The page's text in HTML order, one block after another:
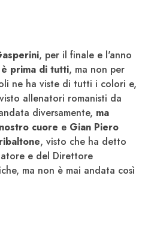
, per il finale e l'anno
prima di tutti, ma non per
ne ha viste di tutti i colori e,
allenatori romanisti da
diversamente, ma
cuore e Gian Piero
, visto che ha detto
e del Direttore
ma non è mai andata così